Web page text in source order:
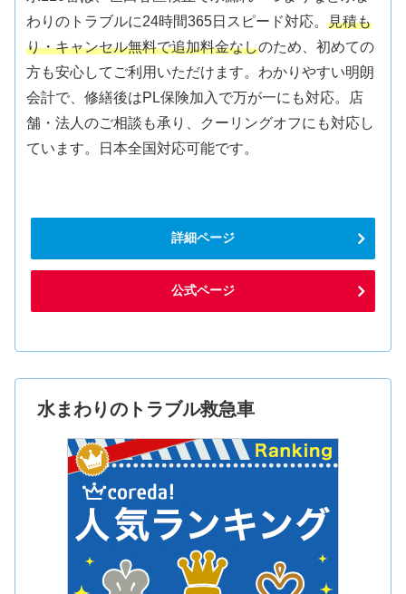
わりのトラブルに24時間365日スピード対応。見積も
り・キャンセル無料で追加料金なしのため、初めての
方も安心してご利用いただけます。わかりやすい明朗
会計で、修繕後はPL保険加入で万が一にも対応。店
舗・法人のご相談も承り、クーリングオフにも対応し
ています。日本全国対応可能です。
詳細ページ
公式ページ
水まわりのトラブル救急車